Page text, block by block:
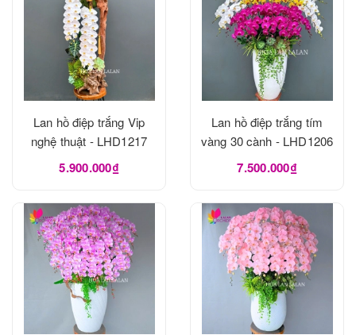
Lan hồ điệp trắng Vip
nghệ thuật - LHD1217
5.900.000₫
Lan hồ điệp trắng tím
vàng 30 cành - LHD1206
7.500.000₫